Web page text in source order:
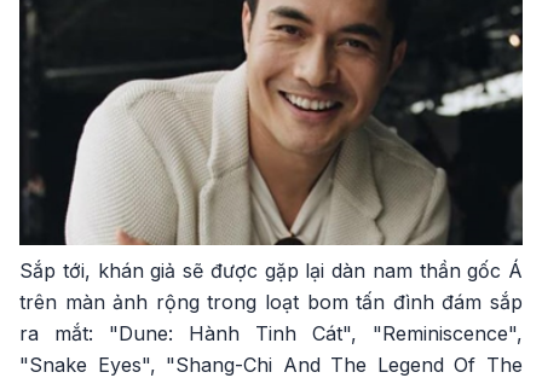
Sắp tới, khán giả sẽ được gặp lại dàn nam thần gốc Á
trên màn ảnh rộng trong loạt bom tấn đình đám sắp
ra mắt: "Dune: Hành Tinh Cát", "Reminiscence",
"Snake Eyes", "Shang-Chi And The Legend Of The